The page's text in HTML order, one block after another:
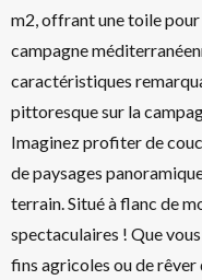
m2, offrant une toile
campagne
caractéristiques
pittoresque sur la
Imaginez profiter de
de paysages
terrain. Situé à flanc de
spectaculaires ! Que
fins agricoles ou de